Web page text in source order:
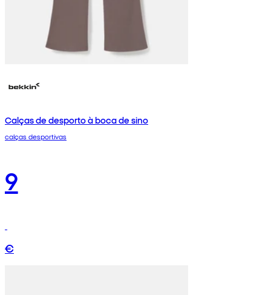
Calças de desporto à boca de sino
calças desportivas
9
€